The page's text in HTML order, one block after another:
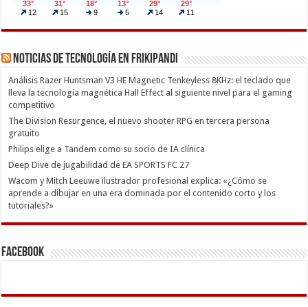
Noticias de Tecnología en Frikipandi
Análisis Razer Huntsman V3 HE Magnetic Tenkeyless 8KHz: el teclado que
lleva la tecnología magnética Hall Effect al siguiente nivel para el gaming
competitivo
The Division Resurgence, el nuevo shooter RPG en tercera persona
gratuito
Philips elige a Tandem como su socio de IA clínica
Deep Dive de jugabilidad de EA SPORTS FC 27
Wacom y Mitch Leeuwe ilustrador profesional explica: «¿Cómo se
aprende a dibujar en una era dominada por el contenido corto y los
tutoriales?»
Facebook